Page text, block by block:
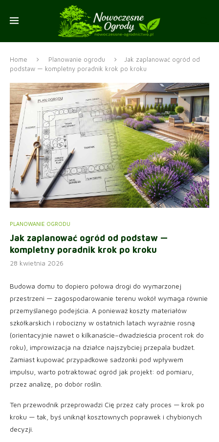
Home Planowanie ogrodu
Jak zaplanować ogród od
podstaw — kompletny poradnik krok po kroku
PLANOWANIE OGRODU
Jak zaplanować ogród od podstaw —
kompletny poradnik krok po kroku
28 kwietnia 2026
Budowa domu to dopiero połowa drogi do wymarzonej
przestrzeni — zagospodarowanie terenu wokół wymaga równie
przemyślanego podejścia. A ponieważ koszty materiałów
szkółkarskich i robocizny w ostatnich latach wyraźnie rosną
(orientacyjnie nawet o kilkanaście–dwadzieścia procent rok do
roku), improwizacja na działce najszybciej przepala budżet.
Zamiast kupować przypadkowe sadzonki pod wpływem
impulsu, warto potraktować ogród jak projekt: od pomiaru,
przez analizę, po dobór roślin.
Ten przewodnik przeprowadzi Cię przez cały proces — krok po
kroku — tak, byś uniknął kosztownych poprawek i chybionych
decyzji.